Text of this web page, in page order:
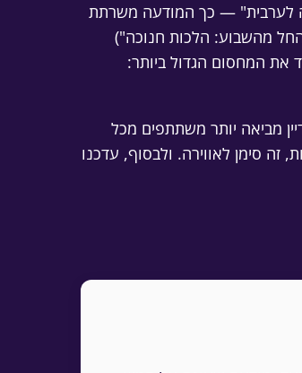
לערבית" — כך המודעה משרתת
מהשבוע: הלכות חנוכה")
המחסום הגדול ביותר:
מביאה יותר משתתפים מכל
סימן לאווירה. ולבסוף, עדכנו